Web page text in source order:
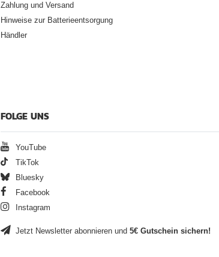
Zahlung und Versand
Hinweise zur Batterieentsorgung
Händler
FOLGE UNS
YouTube
TikTok
Bluesky
Facebook
Instagram
Jetzt Newsletter abonnieren und5€ Gutschein sichern!